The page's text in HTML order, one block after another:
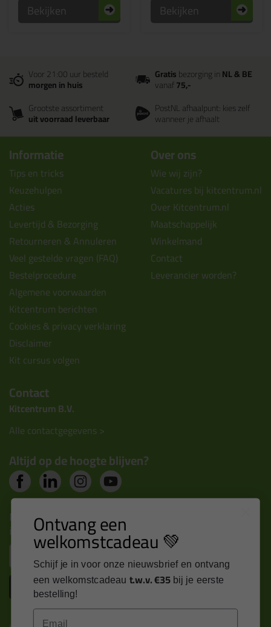
Bekijken Bekijken
Voor 21:00 uur besteld
morgen in huis
Gratisbezorging inNL & BE
vanaf75,-
Grootste assortiment
uit voorraad leverbaar
PostNL afhaalpunt: kies zelf
wanneer je afhaalt
Informatie
Tips en tricks
Keuzehulpen
Acties
Levertijd & Bezorging
Retourneren & Annuleren
Veel gestelde vragen (FAQ)
Bestelprocedure
Algemene voorwaarden
Kitcentrum berichten
Cookies & privacy verklaring
Disclaimer
Kit cursus volgen
Over ons
Wie wij zijn?
Vacatures bij kitcentrum.nl
Over Kitcentrum.nl
Maatschappelijk
Winkelmand
Contact
Leverancier worden?
Contact
Kitcentrum B.V.
Alle contactgegevens >
Altijd op de hoogte blijven?
Nieuws, tips en exclusieve deals rechtstreeks in je
inbox
Inschrijven
Ontvang een
welkomstcadeau 💚
Schijf je in voor onze nieuwsbrief en ontvang
een welkomstcadeau t.w.v. €35 bij je eerste
bestelling!
Email